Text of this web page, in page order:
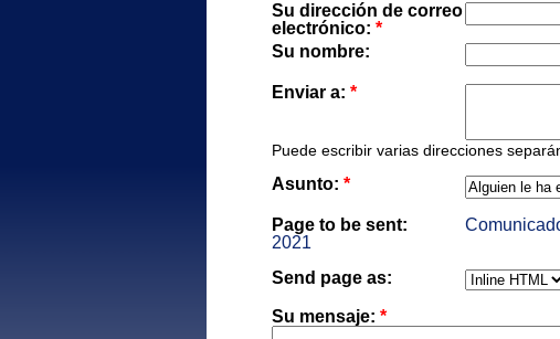
Su dirección de correo
electrónico: *
Su nombre:
Enviar a: *
Puede escribir varias direcciones
Asunto: *
Page to be sent:
2021
Send page as:
Su mensaje: *